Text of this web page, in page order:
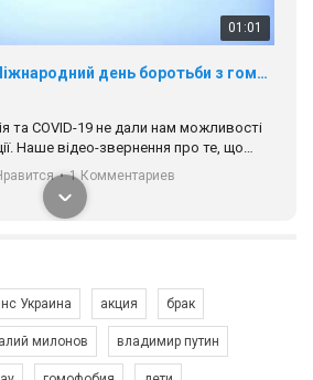
01:01
17 травня IDAHO. Міжнародний день боротьби з гомофобією трансфобією і біфобія.
та COVІD-19 не дали нам можливості
Наше відео-звернення про те, що
містах та не можемо зустрінеться, ми
хто поділяє цінності рівності та
до нас. Регіональні підрозділи
гучніше!
• 1 Комментариев
Украина акция брак
милонов владимир путин